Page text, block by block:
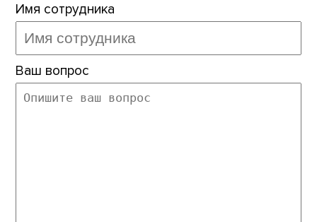
Имя сотрудника
Ваш вопрос